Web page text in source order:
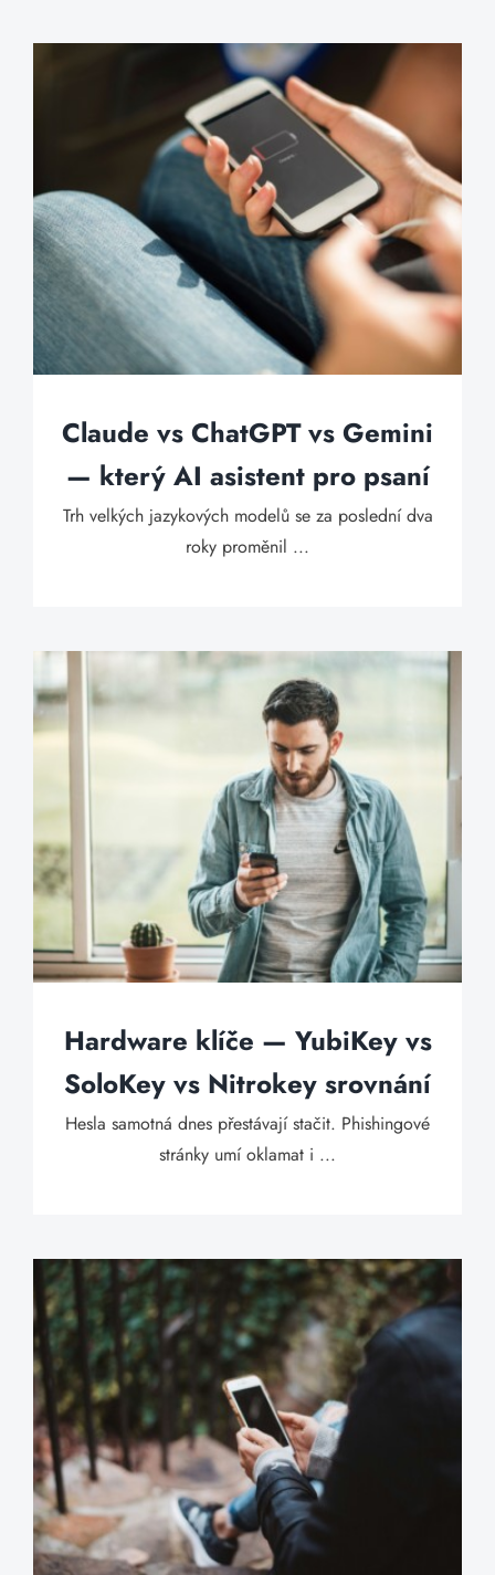
Claude vs ChatGPT vs Gemini
— který AI asistent pro psaní
Trh velkých jazykových modelů se za poslední dva
roky proměnil ...
Hardware klíče — YubiKey vs
SoloKey vs Nitrokey srovnání
Hesla samotná dnes přestávají stačit. Phishingové
stránky umí oklamat i ...